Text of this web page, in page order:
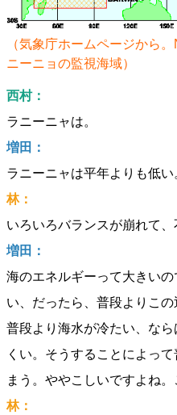
（気象庁ホームページから
ニーニョの監視海域）
西村：
ラニーニャは。
増田：
ラニーニャは平年よりも低い
林：
いろいろバランスが崩れて、
増田：
海のエネルギーって大きい
い、だったら、普段よりこの
普段より海水が冷たい、な
くい。そうすることによっ
まう。ややこしいですよね。
林：